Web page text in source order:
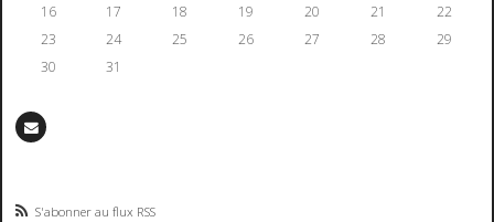
16
17 18 19 20 21
22
23
24 25 26 27 28
29
30
31
S'abonner au flux RSS